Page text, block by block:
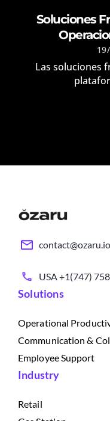
Soluciones
Las soluciones
contact@ozaru.io
USA +1(747)
Solutions
Operational
Communication &
Employee Support
Industry
Retail